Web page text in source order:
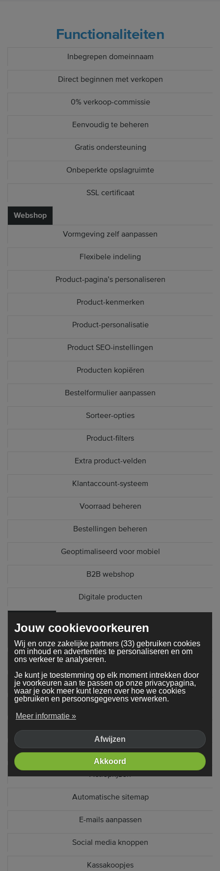
Functionaliteiten
Inbegrepen domeinnaam
Direct beginnen met verkopen
0% verkoop-commissie
Eenvoudig te beheren
Gratis ondersteuning
Onbeperkte opslagruimte
SSL certificaat
Webshop
Vormgeving zelf aanpassen
Flexibele indeling
Product-pagina’s personaliseren
Product-kenmerken
Product-personalisatie
Product SEO-instellingen
Producten kopiëren
Bestelformulier aanpassen
Sorteer-opties
Product-filters
Extra product-velden
Klantaccount-systeem
Voorraad beheren
Bestellingen beheren
Geoptimaliseerd voor mobiel
B2B webshop
Digitale producten
Geoptimaliseerd voor Google
Google Analytics
Google bedrijfsprofiel
Conversie geoptimaliseerde winkelwagen
Kortingscodes
Actieprijzen
Automatische sitemap
E-mails aanpassen
Social media knoppen
Kassakoopjes
Jouw cookievoorkeuren
Wij en onze zakelijke partners (33) gebruiken cookies
om inhoud en advertenties te personaliseren en om
ons verkeer te analyseren.
Je kunt je toestemming op elk moment intrekken door
je voorkeuren aan te passen op onze privacypagina,
waar je ook meer kunt lezen over hoe we cookies
gebruiken en persoonsgegevens verwerken.
Meer informatie »
Afwijzen
Akkoord